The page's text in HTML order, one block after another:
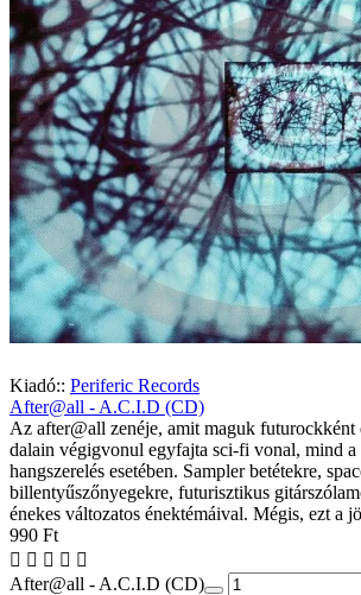
Kiadó:: Periferic Records
After@all - A.C.I.D (CD)
Az after@all zenéje, amit maguk
dalain végigvonul egyfajta sci-fi vonal, mind a
hangszerelés esetében. Sampler betétekre,
billentyűszőnyegekre, futurisztikus
énekes változatos énektémáival. Mégis, ezt a
990 Ft
After@all - A.C.I.D (CD)